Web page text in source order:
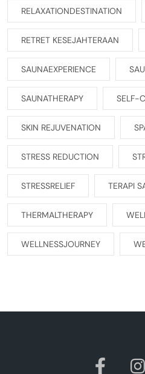
RELAXATIONDESTINATION
RETRET KESEJAHTERAAN
SAUNAEXPERIENCE
SAUNATHERAPY SELF-
SKIN REJUVENATION
STRESS REDUCTION
STRESSRELIEF TERAPI
THERMALTHERAPY
WELLNESSJOURNEY